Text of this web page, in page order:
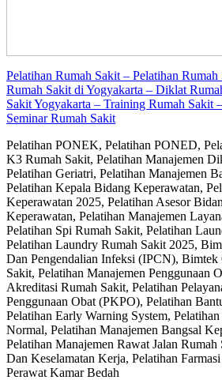
Pelatihan Rumah Sakit – Pelatihan
Rumah Sakit di Yogyakarta – Diklat
Sakit Yogyakarta – Training Rumah Sakit
Seminar Rumah Sakit
Pelatihan PONEK, Pelatihan PONED,
K3 Rumah Sakit, Pelatihan Manajemen
Pelatihan Geriatri, Pelatihan Manajemen
Pelatihan Kepala Bidang Keperawatan,
Keperawatan 2025, Pelatihan Asesor
Keperawatan, Pelatihan Manajemen
Pelatihan Spi Rumah Sakit, Pelatihan
Pelatihan Laundry Rumah Sakit 2025,
Dan Pengendalian Infeksi (IPCN), Bimtek
Sakit, Pelatihan Manajemen Penggunaan
Akreditasi Rumah Sakit, Pelatihan
Penggunaan Obat (PKPO), Pelatihan
Pelatihan Early Warning System,
Normal, Pelatihan Manajemen Bangsal
Pelatihan Manajemen Rawat Jalan
Dan Keselamatan Kerja, Pelatihan
Perawat Kamar Bedah